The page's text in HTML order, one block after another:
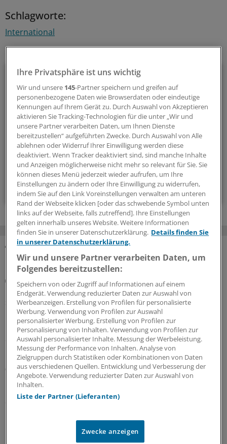
Schlagworte:
International
Politik & Debatte
Mit diesem Newsletter blicken Sie hinter das tägliche
Geschehen in der Gesundheitspolitik. Mit Analysen,
Hintergründen und einem Blick auf Themen, die die Agenda
bestimmen.
14-tägig, donnerstags
Zum Abonnieren bitte anmelden
MEHR ZUM THEMA
Beitragssatzstabilisierungsgesetz
GKV-Spargesetz tritt in Kraft: Welche Neuerungen
sofort greifen
Das umstrittene GKV-Spargesetz ist in Kraft getreten.
Das bedeutet auch, dass schon jetzt einige Regelungen
der Arzneitherapie gelten – unter anderem das Aus der
Homöopathie auf Kosten der GKV.
03.08.2026
Eigenbeteiligung sollen es denn sein?
Für das geplante Primärversorgungssystem in
Ihre Privatsphäre ist uns wichtig
Wir und unsere 145-Partner speichern und greifen auf
personenbezogene Daten wie Browserdaten oder eindeutige
Kennungen auf Ihrem Gerät zu. Durch Auswahl von Akzeptieren
aktivieren Sie Tracking-Technologien für die unter „Wir und
unsere Partner verarbeiten Daten, um Ihnen Dienste
bereitzustellen“ aufgeführten Zwecke. Durch Auswahl von Alle
ablehnen oder Widerruf Ihrer Einwilligung werden diese
deaktiviert. Wenn Tracker deaktiviert sind, sind manche Inhalte
und Anzeigen möglicherweise nicht mehr so relevant für Sie. Sie
können dieses Menü jederzeit wieder aufrufen, um Ihre
Einstellungen zu ändern oder Ihre Einwilligung zu widerrufen,
indem Sie auf den Link Voreinstellungen verwalten am unteren
Rand der Webseite klicken [oder das schwebende Symbol unten
links auf der Webseite, falls zutreffend]. Ihre Einstellungen
gelten innerhalb unseres Website. Weitere Informationen
finden Sie in unserer Datenschutzerklärung. Details finden Sie
in unserer Datenschutzerklärung.
Wir und unsere Partner verarbeiten Daten, um
Folgendes bereitzustellen:
Speichern von oder Zugriff auf Informationen auf einem
Endgerät. Verwendung reduzierter Daten zur Auswahl von
Werbeanzeigen. Erstellung von Profilen für personalisierte
Werbung. Verwendung von Profilen zur Auswahl
personalisierter Werbung. Erstellung von Profilen zur
Personalisierung von Inhalten. Verwendung von Profilen zur
Auswahl personalisierter Inhalte. Messung der Werbeleistung.
Messung der Performance von Inhalten. Analyse von
Zielgruppen durch Statistiken oder Kombinationen von Daten
aus verschiedenen Quellen. Entwicklung und Verbesserung der
Angebote. Verwendung reduzierter Daten zur Auswahl von
Inhalten.
Liste der Partner (Lieferanten)
Zwecke anzeigen